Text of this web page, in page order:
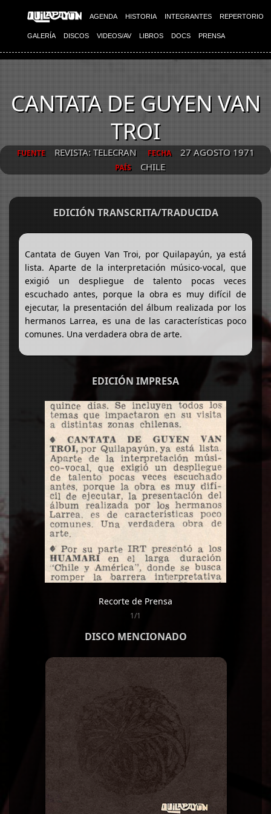
AGENDA HISTORIA INTEGRANTES REPERTORIO
GALERÍA DISCOS VIDEOS/AV LIBROS DOCS PRENSA
CANTATA DE GUYEN VAN
TROI
FUENTE REVISTA: TELECRAN FECHA 27 AGOSTO 1971
PAÍS CHILE
EDICIÓN TRANSCRITA/TRADUCIDA
Cantata de Guyen Van Troi, por Quilapayún, ya está
lista. Aparte de la interpretación músico-vocal, que
exigió un despliegue de talento pocas veces
escuchado antes, porque la obra es muy difícil de
ejecutar, la presentación del álbum realizada por los
hermanos Larrea, es una de las características poco
comunes. Una verdadera obra de arte.
EDICIÓN IMPRESA
Recorte de Prensa
1/1
DISCO MENCIONADO